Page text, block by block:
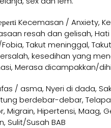
Kecemasan / Anxiety,
resah dan gelisah,
Takut meninggal,
kesedihan yang
Merasa dicampakkan/
/ asma, Nyeri di dada,
berdebar-debar,
Migrain, Hipertensi, Maag,
Sulit/Susah BAB